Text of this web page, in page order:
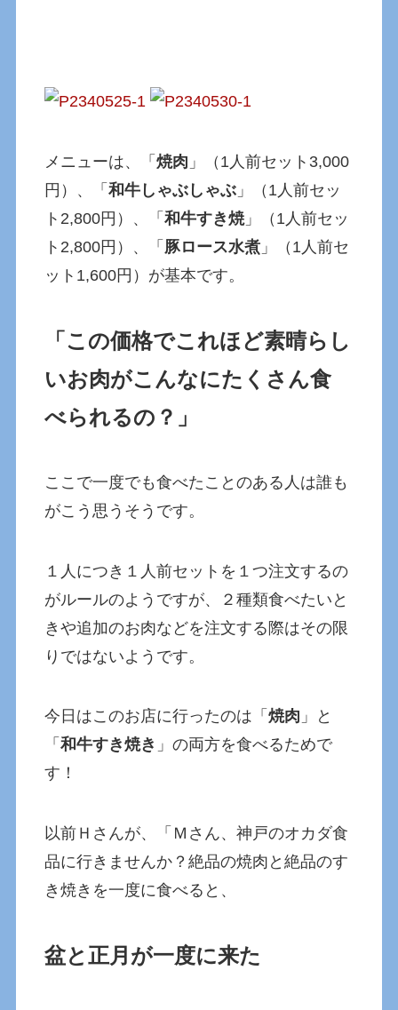
メニューは、「焼肉 」（1人前セット3,000
円）、「和牛しゃぶしゃぶ 」（1人前セッ
ト2,800円）、「和牛すき焼」（1人前セッ
ト2,800円）、「 豚ロース水煮 」（1人前セ
ット1,600円）が基本です。
「この価格でこれほど素晴らし
いお肉がこんなにたくさん食
べられるの？」
ここで一度でも食べたことのある人は誰も
がこう思うそうです。
１人につき１人前セットを１つ注文するの
がルールのようですが、２種類食べたいと
きや追加のお肉などを注文する際はその限
りではないようです。
今日はこのお店に行ったのは「焼肉 」と
「和牛すき焼き 」の両方を食べるためで
す！
以前Ｈさんが、「Ｍさん、神戸のオカダ食
品に行きませんか？絶品の焼肉と絶品のす
き焼きを一度に食べると、
盆と正月が一度に来た